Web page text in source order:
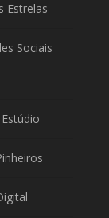
Estrelas
Sociais